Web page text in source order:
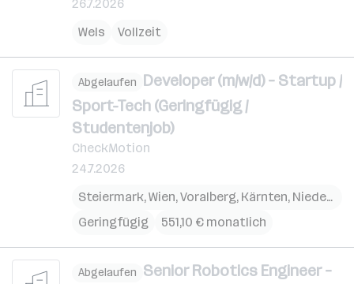
26.7.2026
Wels
Vollzeit
Abgelaufen Developer (m/w/d) – Startup /
Sport-Tech (Geringfügig /
Studentenjob)
CheckMotion
24.7.2026
Steiermark,Wien,Voralberg, Kärnten, Niederösterreich
Geringfügig
551,10 € monatlich
Abgelaufen Senior Robotics Engineer –